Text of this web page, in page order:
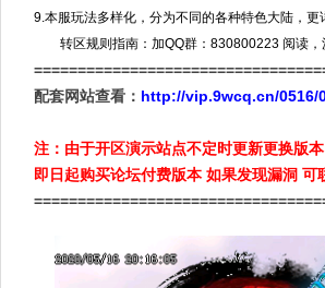
9.本服玩法多样化，分为不同的各种特色大陆，
转区规则指南：加QQ群：830800223 阅读，
配套网站查看： http://vip.9wcq.cn/0516/
注：由于开区演示站点不定时更新更换版
即日起购买论坛付费版本 如果发现漏洞 可